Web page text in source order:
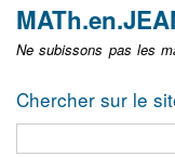
Ne subissons pas les
Chercher sur le